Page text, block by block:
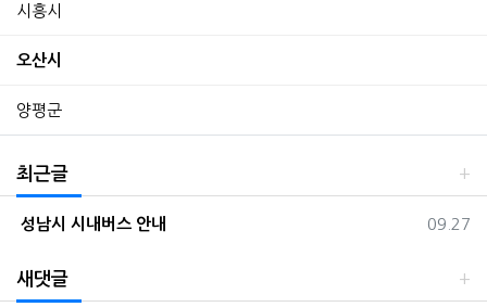
시흥시
오산시
양평군
최근글
등록일
09.27
성남시 시내버스 안내
새댓글